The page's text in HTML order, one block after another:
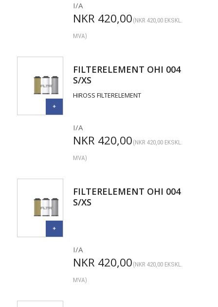
I/A
NKR 420,00 (NKR 420,00EKSKL.
MVA)
FILTERELEMENT OHI 004
S/XS
HIROSS FILTERELEMENT
I/A
NKR 420,00 (NKR 420,00EKSKL.
MVA)
FILTERELEMENT OHI 004
S/XS
I/A
NKR 420,00 (NKR 420,00EKSKL.
MVA)